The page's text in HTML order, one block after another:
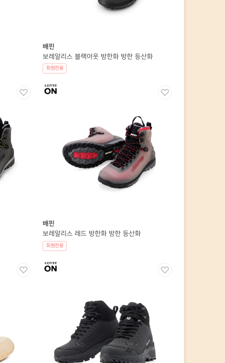
배핀
보레알리스 블랙아웃 방한화 방한 등산화
회원전용
배핀
보레알리스 레드 방한화 방한 등산화
회원전용